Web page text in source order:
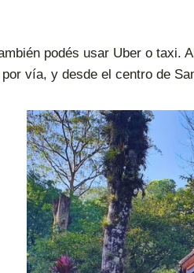
podés usar Uber o taxi.
vía, y desde el centro de